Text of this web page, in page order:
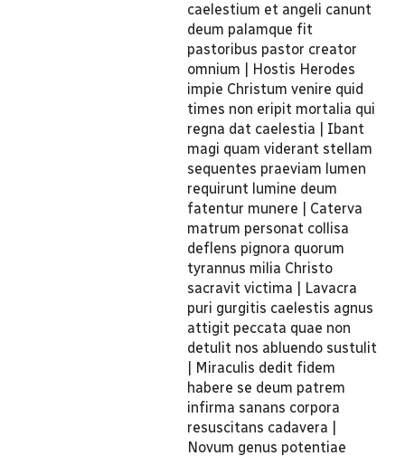
caelestium et angeli canunt
deum palamque fit
pastoribus pastor creator
omnium | Hostis Herodes
impie Christum venire quid
times non eripit mortalia qui
regna dat caelestia | Ibant
magi quam viderant stellam
sequentes praeviam lumen
requirunt lumine deum
fatentur munere | Caterva
matrum personat collisa
deflens pignora quorum
tyrannus milia Christo
sacravit victima | Lavacra
puri gurgitis caelestis agnus
attigit peccata quae non
detulit nos abluendo sustulit
| Miraculis dedit fidem
habere se deum patrem
infirma sanans corpora
resuscitans cadavera |
Novum genus potentiae